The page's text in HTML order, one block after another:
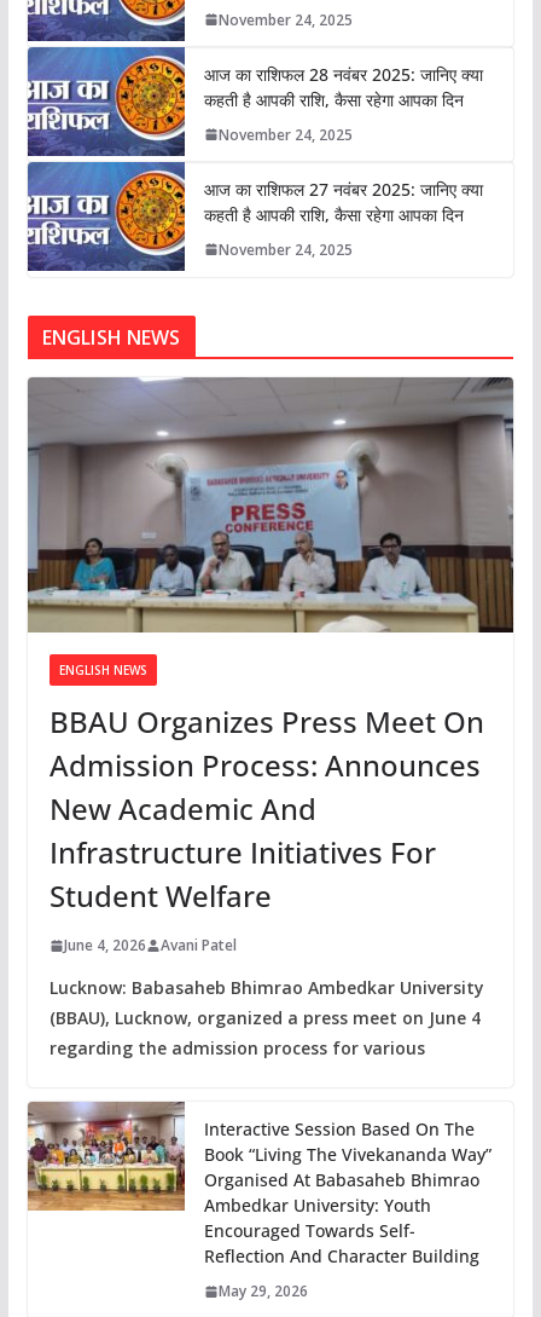
November 24, 2025
आज का राशिफल 28 नवंबर 2025: जानिए क्या
कहती है आपकी राशि, कैसा रहेगा आपका दिन
November 24, 2025
आज का राशिफल 27 नवंबर 2025: जानिए क्या
कहती है आपकी राशि, कैसा रहेगा आपका दिन
November 24, 2025
ENGLISH NEWS
ENGLISH NEWS
BBAU Organizes Press Meet On
Admission Process: Announces
New Academic And
Infrastructure Initiatives For
Student Welfare
June 4, 2026 Avani Patel
Lucknow: Babasaheb Bhimrao Ambedkar University
(BBAU), Lucknow, organized a press meet on June 4
regarding the admission process for various
Interactive Session Based On The
Book “Living The Vivekananda Way”
Organised At Babasaheb Bhimrao
Ambedkar University: Youth
Encouraged Towards Self-
Reflection And Character Building
May 29, 2026